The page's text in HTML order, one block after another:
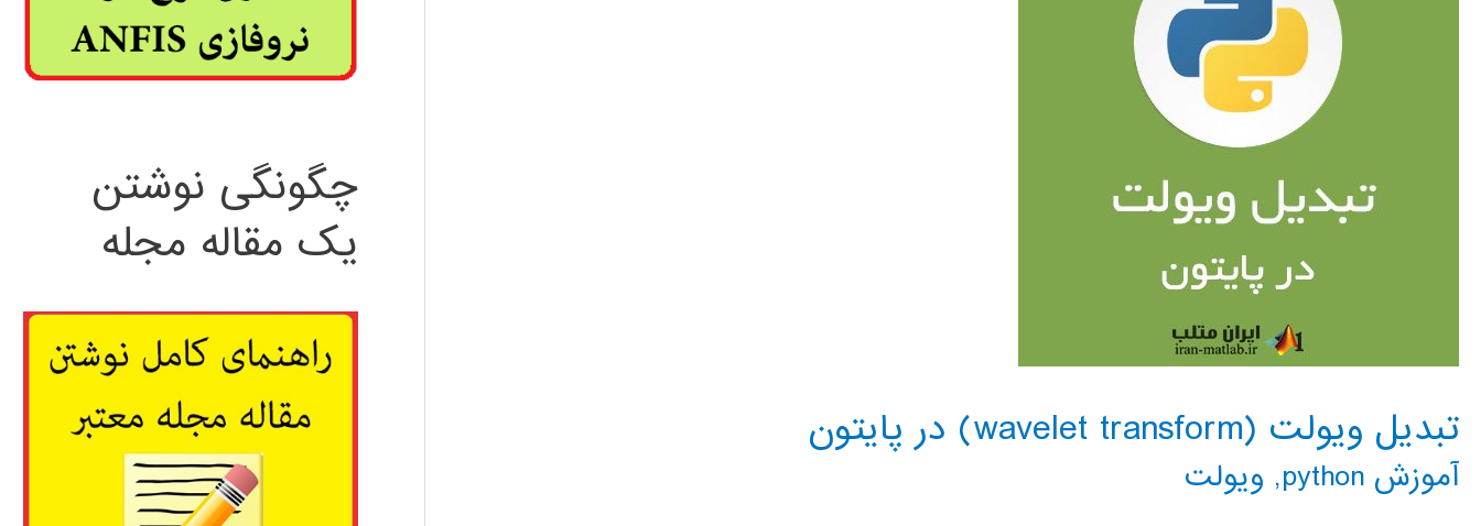
تبدیل ویولت (wavelet transform) در پایتون
آموزش python , ویولت
چگونگی نوشتن
یک مقاله مجله